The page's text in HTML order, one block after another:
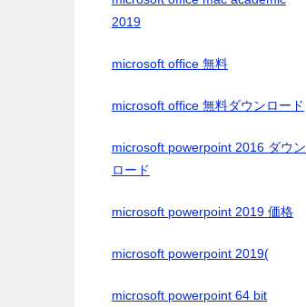
2019
microsoft office 無料
microsoft office 無料ダウンロード
microsoft powerpoint 2016 ダウン
ロード
microsoft powerpoint 2019 価格
microsoft powerpoint 2019(
microsoft powerpoint 64 bit